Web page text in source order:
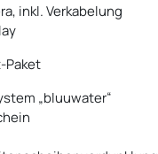
inkl. Verkabelung
Paket
„bluuwater“